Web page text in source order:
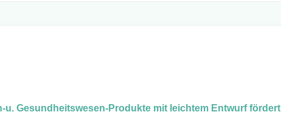
u. Gesundheitswesen-Produkte mit leichtem Entwurf fördert